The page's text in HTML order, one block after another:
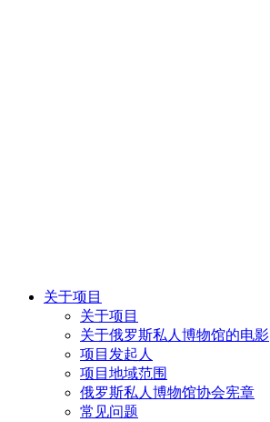
关于项目
关于项目
关于俄罗斯私人博物馆的电影
项目发起人
项目地域范围
俄罗斯私人博物馆协会宪章
常见问题